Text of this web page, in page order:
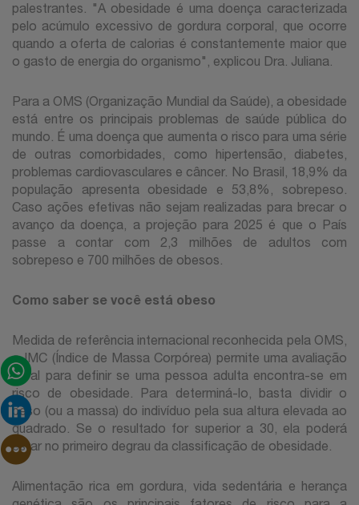
palestrantes. "A obesidade é uma doença caracterizada
pelo acúmulo excessivo de gordura corporal, que ocorre
quando a oferta de calorias é constantemente maior que
o gasto de energia do organismo", explicou Dra. Juliana.
Para a OMS (Organização Mundial da Saúde), a obesidade
está entre os principais problemas de saúde pública do
mundo. É uma doença que aumenta o risco para uma série
de outras comorbidades, como hipertensão, diabetes,
problemas cardiovasculares e câncer. No Brasil, 18,9% da
população apresenta obesidade e 53,8%, sobrepeso.
Caso ações efetivas não sejam realizadas para brecar o
avanço da doença, a projeção para 2025 é que o País
passe a contar com 2,3 milhões de adultos com
sobrepeso e 700 milhões de obesos.
Como saber se você está obeso
Medida de referência internacional reconhecida pela OMS,
o IMC (Índice de Massa Corpórea) permite uma avaliação
geral para definir se uma pessoa adulta encontra-se em
risco de obesidade. Para determiná-lo, basta dividir o
peso (ou a massa) do indivíduo pela sua altura elevada ao
quadrado. Se o resultado for superior a 30, ela poderá
estar no primeiro degrau da classificação de obesidade.
Alimentação rica em gordura, vida sedentária e herança